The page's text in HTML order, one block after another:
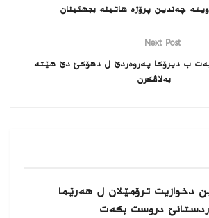
چەندین پرۆژە هاتینە بجهئینان
Next Post
ب دیرۆكا په‌روه‌ردێ ل دهۆكێ دێ هێتە
بەلاڤكرن
دخوازیت ترۆمێلان ل هەرێما
دروست بكەت